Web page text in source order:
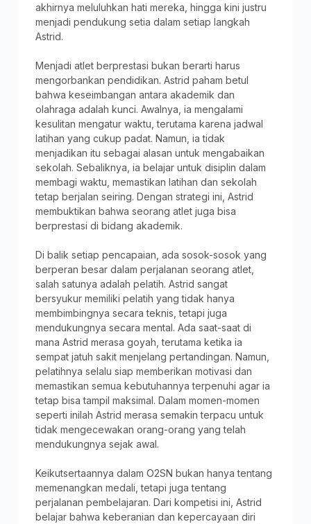
akhirnya meluluhkan hati mereka, hingga kini justru
menjadi pendukung setia dalam setiap langkah
Astrid.
Menjadi atlet berprestasi bukan berarti harus
mengorbankan pendidikan. Astrid paham betul
bahwa keseimbangan antara akademik dan
olahraga adalah kunci. Awalnya, ia mengalami
kesulitan mengatur waktu, terutama karena jadwal
latihan yang cukup padat. Namun, ia tidak
menjadikan itu sebagai alasan untuk mengabaikan
sekolah. Sebaliknya, ia belajar untuk disiplin dalam
membagi waktu, memastikan latihan dan sekolah
tetap berjalan seiring. Dengan strategi ini, Astrid
membuktikan bahwa seorang atlet juga bisa
berprestasi di bidang akademik.
Di balik setiap pencapaian, ada sosok-sosok yang
berperan besar dalam perjalanan seorang atlet,
salah satunya adalah pelatih. Astrid sangat
bersyukur memiliki pelatih yang tidak hanya
membimbingnya secara teknis, tetapi juga
mendukungnya secara mental. Ada saat-saat di
mana Astrid merasa goyah, terutama ketika ia
sempat jatuh sakit menjelang pertandingan. Namun,
pelatihnya selalu siap memberikan motivasi dan
memastikan semua kebutuhannya terpenuhi agar ia
tetap bisa tampil maksimal. Dalam momen-momen
seperti inilah Astrid merasa semakin terpacu untuk
tidak mengecewakan orang-orang yang telah
mendukungnya sejak awal.
Keikutsertaannya dalam O2SN bukan hanya tentang
memenangkan medali, tetapi juga tentang
perjalanan pembelajaran. Dari kompetisi ini, Astrid
belajar bahwa keberanian dan kepercayaan diri